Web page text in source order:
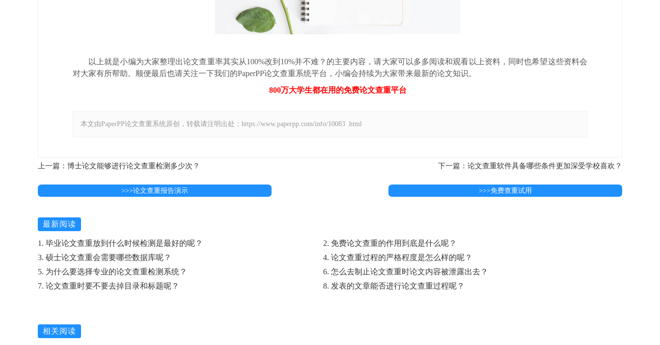
以上就是小编为大家整理出论文查重率其实从100%改到10%并不难？的主要内容，请大家可以多多阅读和观看以上资料，同时也希望这些资料会
对大家有所帮助。顺便最后也请关注一下我们的PaperPP论文查重系统平台，小编会持续为大家带来最新的论文知识。
800万大学生都在用的免费论文查重平台
本文由PaperPP论文查重系统原创，转载请注明出处：https://www.paperpp.com/info/10083 .html
上一篇：博士论文能够进行论文查重检测多少次？ 下一篇：论文查重软件具备哪些条件更加深受学校喜欢？
>>>论文查重报告演示 >>>免费查重试用
最新阅读
1. 毕业论文查重放到什么时候检测是最好的呢？
2. 免费论文查重的作用到底是什么呢？
3. 硕士论文查重会需要哪些数据库呢？
4. 论文查重过程的严格程度是怎么样的呢？
5. 为什么要选择专业的论文查重检测系统？
6. 怎么去制止论文查重时论文内容被泄露出去？
7. 论文查重时要不要去掉目录和标题呢？
8. 发表的文章能否进行论文查重过程呢？
相关阅读